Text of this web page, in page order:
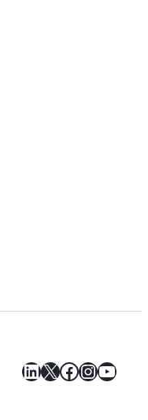
LinkedIn
X Facebook